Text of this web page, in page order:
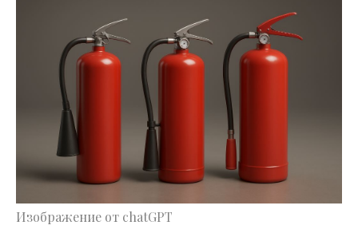
Изображение от chatGPT